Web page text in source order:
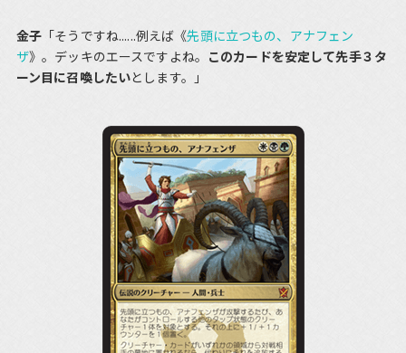
金子 「そうですね......例えば《先頭に立つもの、アナフェン
ザ》。デッキのエースですよね。 このカードを安定して先手３タ
ーン目に召喚したいとします。」